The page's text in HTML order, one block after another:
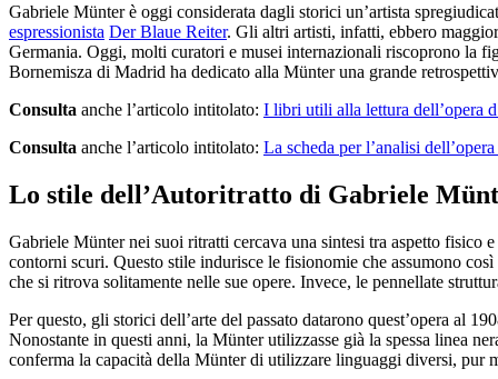
Gabriele Münter è oggi considerata dagli storici un’artista
espressionista Der Blaue Reiter. Gli altri artisti, infatti, ebbero
Germania. Oggi, molti curatori e musei internazionali riscoprono la
Bornemisza di Madrid ha dedicato alla Münter una grande
Consulta anche l’articolo intitolato: I libri utili alla lettura dell’opera
Consulta anche l’articolo intitolato: La scheda per l’analisi dell’opera
Lo stile dell’Autoritratto di Gabriele
Gabriele Münter nei suoi ritratti cercava una sintesi tra aspetto fisico
contorni scuri. Questo stile indurisce le fisionomie che assumono
che si ritrova solitamente nelle sue opere. Invece, le pennellate
Per questo, gli storici dell’arte del passato datarono quest’opera al
Nonostante in questi anni, la Münter utilizzasse già la spessa linea
conferma la capacità della Münter di utilizzare linguaggi diversi, pur